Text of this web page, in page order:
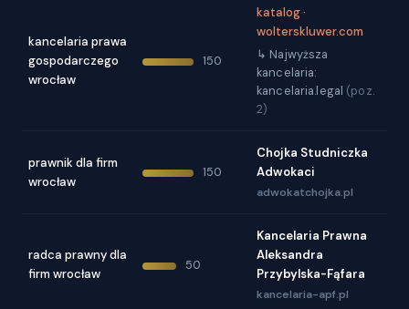
kancelaria prawa
gospodarczego
wrocław
150
katalog ·
wolterskluwer.com
↳ Najwyższa
kancelaria:
kancelaria.legal (poz.
2)
prawnik dla firm
wrocław
150
Chojka Studniczka
Adwokaci
adwokatchojka.pl
radca prawny dla
firm wrocław
50
Kancelaria Prawna
Aleksandra
Przybylska-Fąfara
kancelaria-apf.pl